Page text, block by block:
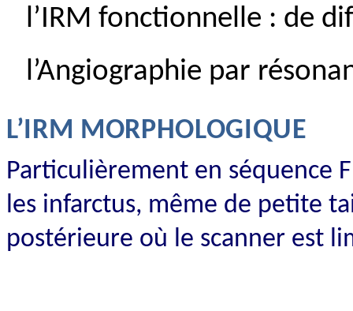
l’IRM fonctionnelle : de
l’Angiographie par
L’IRM MORPHOLOGIQUE
Particulièrement en séquence
les infarctus, même de petite
postérieure où le scanner est